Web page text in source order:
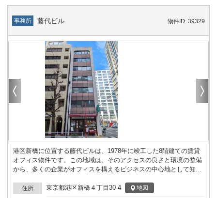
事務所 藤代ビル 物件ID: 39329
港区新橋に位置する藤代ビルは、1978年に竣工した8階建ての賃貸
オフィス物件です。この地域は、そのアクセスの良さと環境の整備
から、多くの企業がオフィスを構えるビジネスの中心地として知ら
の企業にぴったりのオフィススペースを提供しています。 物件の最
住所 東京都港区新橋４丁目30-4 地図